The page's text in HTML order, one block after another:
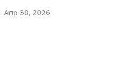
Апр 30, 2026